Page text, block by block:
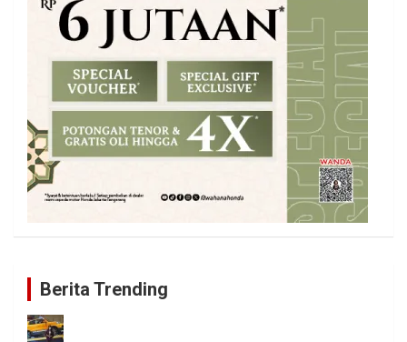
Berita Trending